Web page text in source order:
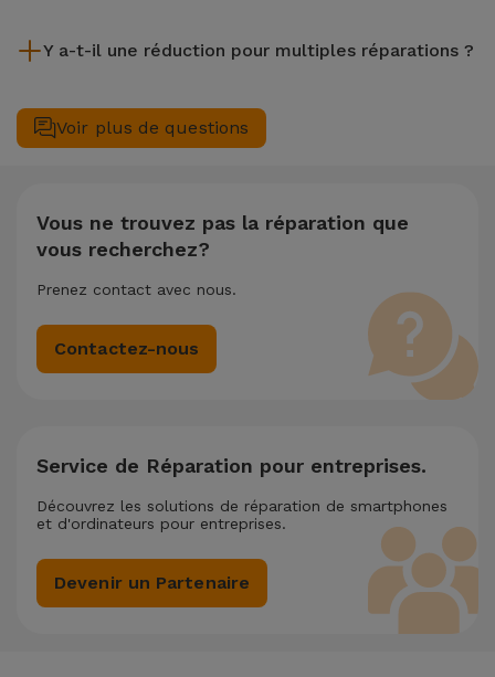
il est toujours recommandé de faire une sauvegarde. La page
des fichiers.
Y a-t-il une réduction pour multiples réparations ?
complète de votre équipement. Si votre Apple iPod iPod
Touch 5ª Geração nécessite deux ou plusieurs interventions
chère.
Voir plus de questions
Vous ne trouvez pas la réparation que
vous recherchez?
Prenez contact avec nous.
Contactez-nous
Service de Réparation pour entreprises.
Découvrez les solutions de réparation de smartphones
et d'ordinateurs pour entreprises.
Devenir un Partenaire